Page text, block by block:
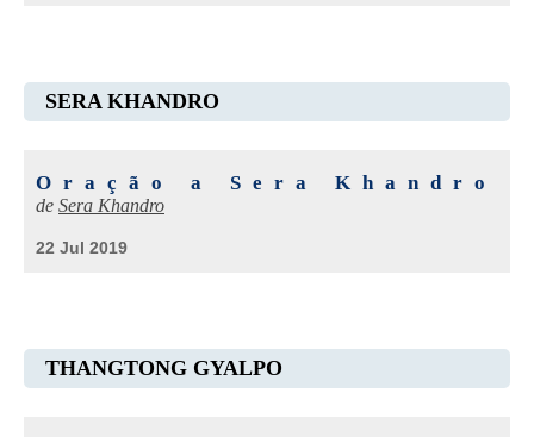
SERA KHANDRO
Oração a Sera Khandro
de Sera Khandro
22 Jul 2019
THANGTONG GYALPO